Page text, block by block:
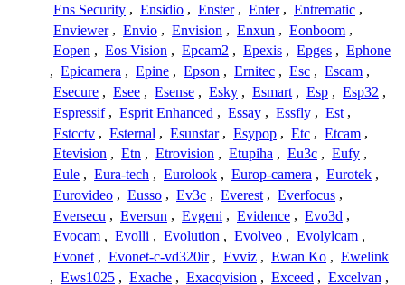
Ens Security , Ensidio , Enster , Enter , Entrematic ,
Enviewer , Envio , Envision , Enxun , Eonboom ,
Eopen , Eos Vision , Epcam2 , Epexis , Epges , Ephone
, Epicamera , Epine , Epson , Ernitec , Esc , Escam ,
Esecure , Esee , Esense , Esky , Esmart , Esp , Esp32 ,
Espressif , Esprit Enhanced , Essay , Essfly , Est ,
Estcctv , Esternal , Esunstar , Esypop , Etc , Etcam ,
Etevision , Etn , Etrovision , Etupiha , Eu3c , Eufy ,
Eule , Eura-tech , Eurolook , Europ-camera , Eurotek ,
Eurovideo , Eusso , Ev3c , Everest , Everfocus ,
Eversecu , Eversun , Evgeni , Evidence , Evo3d ,
Evocam , Evolli , Evolution , Evolveo , Evolylcam ,
Evonet , Evonet-c-vd320ir , Evviz , Ewan Ko , Ewelink
, Ews1025 , Exache , Exacqvision , Exceed , Excelvan ,